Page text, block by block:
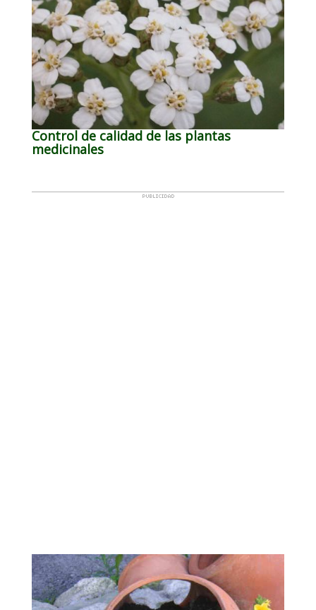
Control de calidad de las plantas
medicinales